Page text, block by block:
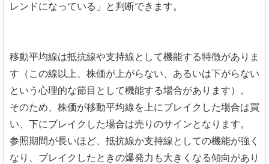
レンドになっている」と判断できます。
移動平均線は抵抗線や支持線として機能する特徴がありま
す（この線以上、株価が上がらない、あるいは下がらない
という心理的な節目として機能する場合があります）。
そのため、株価が移動平均線を上にブレイクした場合は買
い、下にブレイクした場合は売りのサインとなります。
参照期間が長いほど、抵抗線か支持線としての機能が強く
なり、ブレイクしたときの爆発力も大きくなる傾向があり